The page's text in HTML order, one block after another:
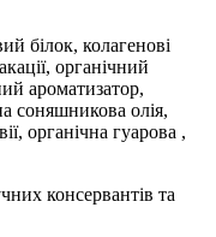
білок, колагенові
органічний
ароматизатор,
соняшникова олія,
органічна гуарова ,
консервантів та